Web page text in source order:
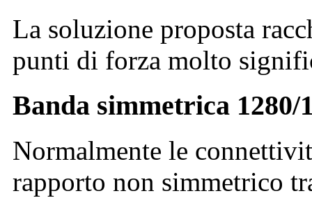
La soluzione proposta
punti di forza molto
Banda simmetrica 1280/
Normalmente le
rapporto non simmetrico